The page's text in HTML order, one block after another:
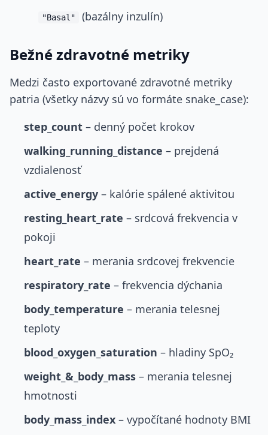
"Basal" (bazálny inzulín)
Bežné zdravotné metriky
Medzi často exportované zdravotné metriky
patria (všetky názvy sú vo formáte snake_case):
step_count – denný počet krokov
walking_running_distance – prejdená
vzdialenosť
active_energy – kalórie spálené aktivitou
resting_heart_rate – srdcová frekvencia v
pokoji
heart_rate – merania srdcovej frekvencie
respiratory_rate – frekvencia dýchania
body_temperature – merania telesnej
teploty
blood_oxygen_saturation – hladiny SpO₂
weight_&_body_mass – merania telesnej
hmotnosti
body_mass_index – vypočítané hodnoty BMI